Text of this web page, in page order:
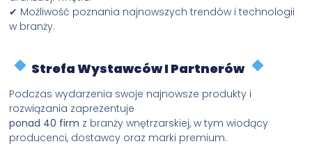
✔ Możliwość poznania najnowszych trendów i technologii
w branży.
Strefa Wystawców I Partnerów
Podczas wydarzenia swoje najnowsze produkty i
rozwiązania zaprezentuje
ponad 40 firm z branży wnętrzarskiej, w tym wiodący
producenci, dostawcy oraz marki premium.